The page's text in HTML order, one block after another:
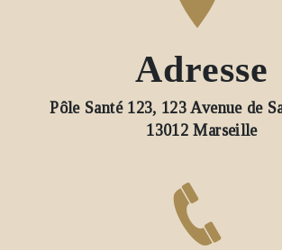
Adresse
Pôle Santé 123, 123 Avenue de Saint-Julien,
13012 Marseille